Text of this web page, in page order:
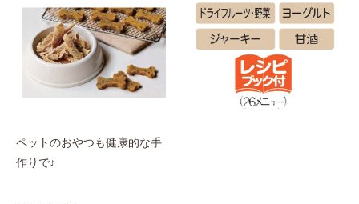
ペットのおやつも健康的な手
作りで♪